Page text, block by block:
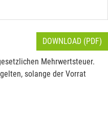
DOWNLOAD (PDF)
Mehrwertsteuer.
solange der Vorrat